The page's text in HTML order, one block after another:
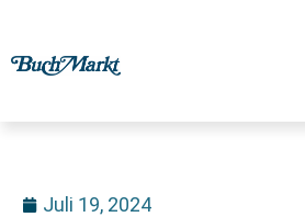
Juli 19, 2024